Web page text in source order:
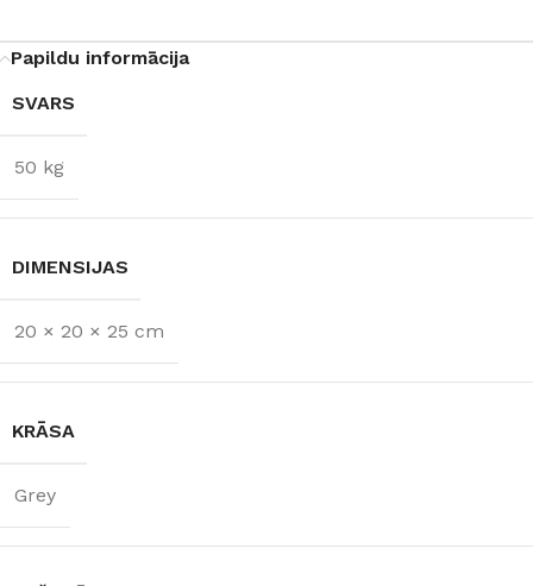
Papildu informācija
SVARS
50 kg
DIMENSIJAS
20 × 20 × 25 cm
KRĀSA
Grey